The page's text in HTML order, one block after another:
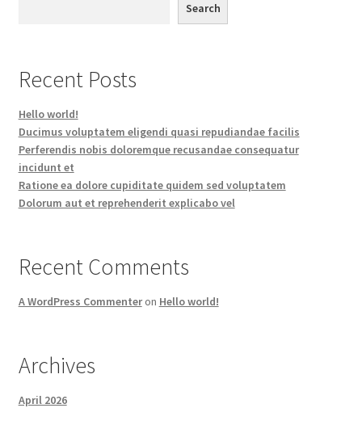
Search
Recent Posts
Hello world!
Ducimus voluptatem eligendi quasi repudiandae facilis
Perferendis nobis doloremque recusandae consequatur
incidunt et
Ratione ea dolore cupiditate quidem sed voluptatem
Dolorum aut et reprehenderit explicabo vel
Recent Comments
A WordPress Commenteron Hello world!
Archives
April 2026